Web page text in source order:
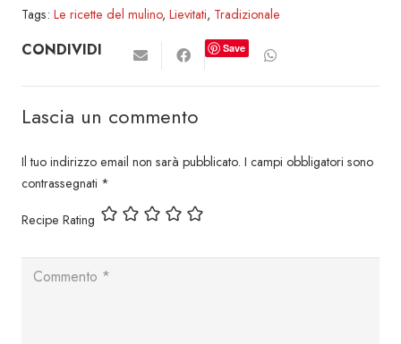
Tags: Le ricette del mulino, Lievitati, Tradizionale
CONDIVIDI Save
Lascia un commento
Il tuo indirizzo email non sarà pubblicato. I campi obbligatori sono
contrassegnati *
Recipe Rating